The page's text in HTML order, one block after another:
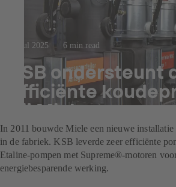
23 jul 2025 6 min read
KSB ondersteunt
efficiënte
bij Miele
In 2011 bouwde Miele een nieuwe
in de fabriek. KSB leverde zeer efficiënte
Etaline-pompen met Supreme®-motoren
energiebesparende werking.